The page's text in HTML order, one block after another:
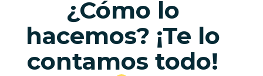
¿Cómo lo
hacemos? ¡Te lo
contamos todo!